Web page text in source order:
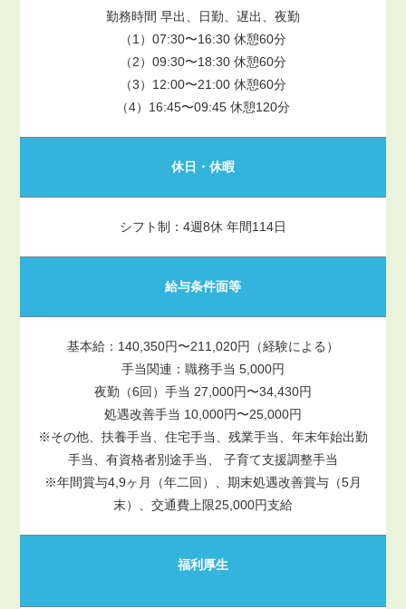
勤務時間 早出、日勤、遅出、夜勤
（1）07:30〜16:30 休憩60分
（2）09:30〜18:30 休憩60分
（3）12:00〜21:00 休憩60分
（4）16:45〜09:45 休憩120分
休日・休暇
シフト制：4週8休 年間114日
給与条件面等
基本給：140,350円〜211,020円（経験による）
手当関連：職務手当 5,000円
夜勤（6回）手当 27,000円〜34,430円
処遇改善手当 10,000円〜25,000円
※その他、扶養手当、住宅手当、残業手当、年末年始出勤
手当、有資格者別途手当、 子育て支援調整手当
※年間賞与4,9ヶ月（年二回）、期末処遇改善賞与（5月
末）、交通費上限25,000円支給
福利厚生